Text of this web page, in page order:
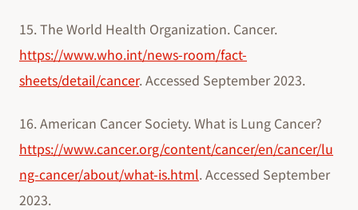
15. The World Health Organization. Cancer.
https://www.who.int/news-room/fact-
sheets/detail/cancer. Accessed September 2023.
16. American Cancer Society. What is Lung Cancer?
https://www.cancer.org/content/cancer/en/cancer/lu
ng-cancer/about/what-is.html. Accessed September
2023.